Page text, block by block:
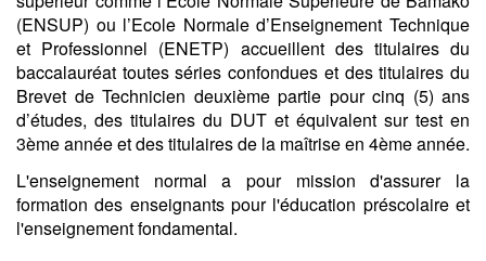
(ENSUP) ou l’Ecole Normale d’Enseignement Technique
et Professionnel (ENETP) accueillent des titulaires du
baccalauréat toutes séries confondues et des titulaires du
Brevet de Technicien deuxième partie pour cinq (5) ans
d’études, des titulaires du DUT et équivalent sur test en
3ème année et des titulaires de la maîtrise en 4ème année.
L'enseignement normal a pour mission d'assurer la
formation des enseignants pour l'éducation préscolaire et
l'enseignement fondamental.